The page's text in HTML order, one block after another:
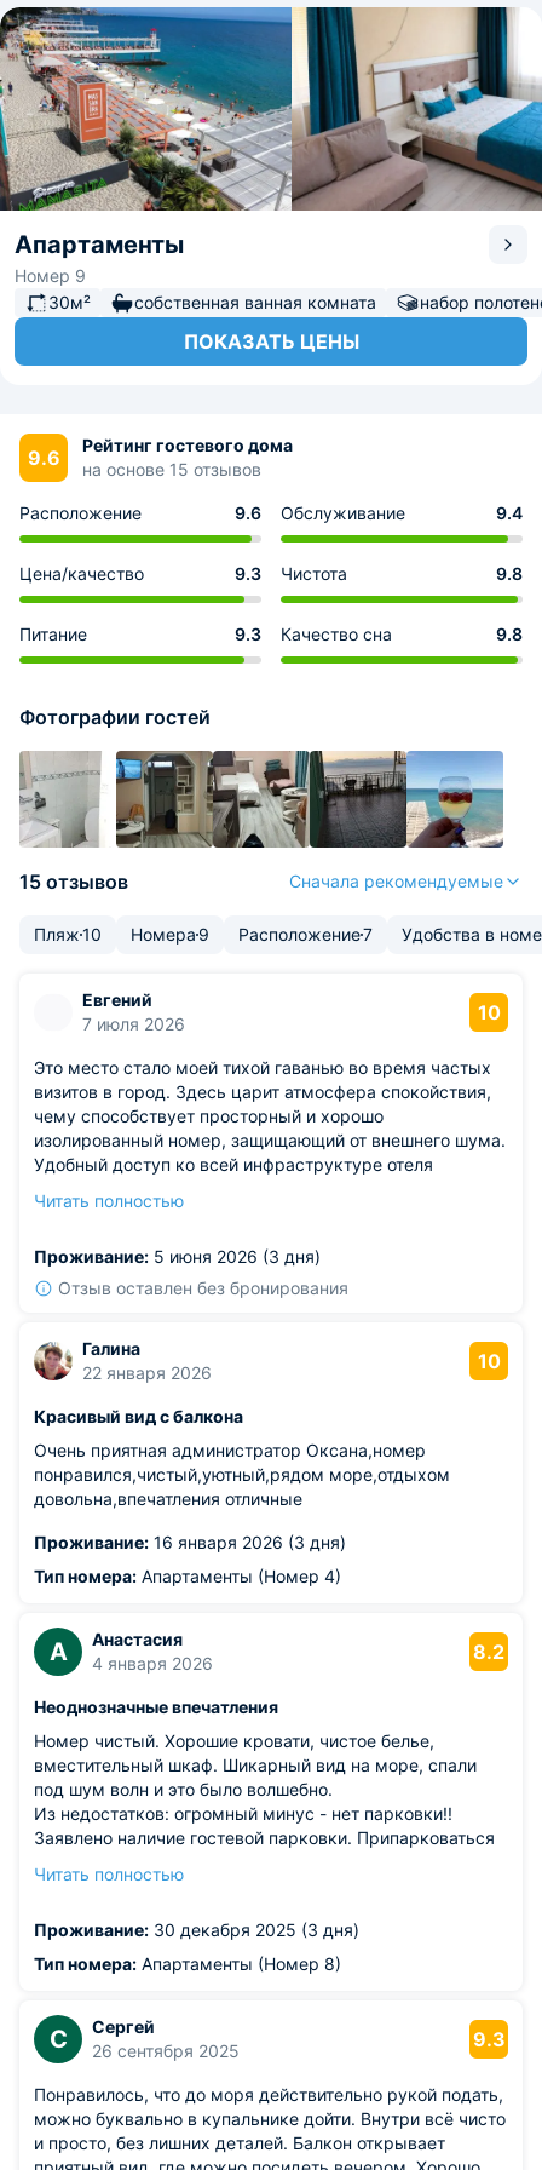
Апартаменты
Номер 9
30м²
собственная ванная комната набор
ПОКАЗАТЬ ЦЕНЫ
9.6
Рейтинг гостевого дома
на основе 15 отзывов
Расположение 9.6 Обслуживание 9.4
Цена/качество 9.3 Чистота 9.8
Питание 9.3 Качество сна 9.8
Фотографии гостей
15 отзывов Сначала рекомендуемые
Пляж10 Номера 9 Расположение7 Удобства в
Евгений
7 июля 2026
10
Это место стало моей тихой гаванью во время частых
визитов в город. Здесь царит атмосфера спокойствия,
чему способствует просторный и хорошо
изолированный номер, защищающий от внешнего шума.
Удобный доступ ко всей инфраструктуре отеля
комфорта. Профессионализм работников проявляется в
уборке, что гарантирует полное восстановление сил
после насыщенного дня.
Читать полностью
Проживание: 5 июня 2026 (3 дня)
Отзыв оставлен без бронирования
Галина
22 января 2026
10
Красивый вид с балкона
Очень приятная администратор Оксана,номер
понравился,чистый,уютный,рядом море,отдыхом
довольна,впечатления отличные
Проживание: 16 января 2026 (3 дня)
Тип номера: Апартаменты (Номер 4)
А
Анастасия
4 января 2026
8.2
Неоднозначные впечатления
Номер чистый. Хорошие кровати, чистое белье,
вместительный шкаф. Шикарный вид на море, спали
под шум волн и это было волшебно.
Из недостатков: огромный минус - нет парковки!!
Заявлено наличие гостевой парковки. Припарковаться
машине, имейте это в виду. Вам предложат на аварийке
платную парковку, пока эвакуатор не забрал машину.
Также ничего не нашла о том, что оплата при заселении
карту ей нельзя переводить, поэтому после 8,5 часов
дороги я была отправлена в ближайший банкомат за
изображения среднее. Возможно, для кого-то это будет
полезная информация. У нас был номер 8, нас было
трое и было очень тесно, толкались в номере. На двоих
Читать полностью
Проживание: 30 декабря 2025 (3 дня)
Тип номера: Апартаменты (Номер 8)
С
Сергей
26 сентября 2025
9.3
Понравилось, что до моря действительно рукой подать,
можно буквально в купальнике дойти. Внутри всё чисто
и просто, без лишних деталей. Балкон открывает